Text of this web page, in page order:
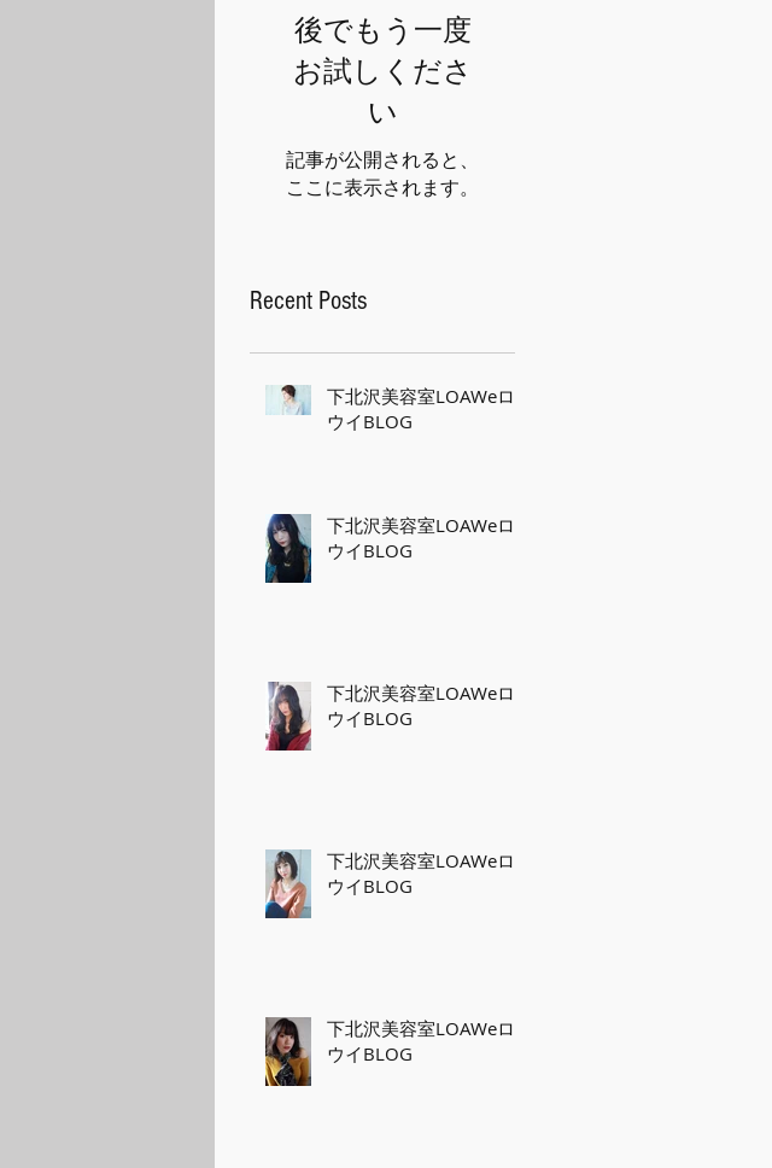
後でもう一度
お試しくださ
い
記事が公開されると、
ここに表示されます。
Recent Posts
下北沢美容室LOAWeロ
ウイBLOG
下北沢美容室LOAWeロ
ウイBLOG
下北沢美容室LOAWeロ
ウイBLOG
下北沢美容室LOAWeロ
ウイBLOG
下北沢美容室LOAWeロ
ウイBLOG